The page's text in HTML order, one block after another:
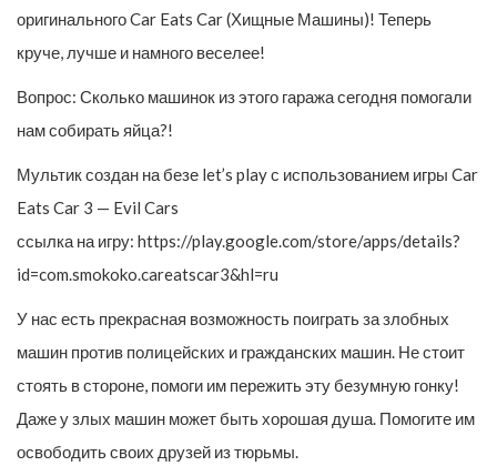
оригинального Car Eats Car (Хищные Машины)! Теперь
круче, лучше и намного веселее!
Вопрос: Сколько машинок из этого гаража сегодня помогали
нам собирать яйца?!
Мультик создан на безе let’s play с использованием игры Car
Eats Car 3 — Evil Cars
ссылка на игру: https://play.google.com/store/apps/details?
id=com.smokoko.careatscar3&hl=ru
У нас есть прекрасная возможность поиграть за злобных
машин против полицейских и гражданских машин. Не стоит
стоять в стороне, помоги им пережить эту безумную гонку!
Даже у злых машин может быть хорошая душа. Помогите им
освободить своих друзей из тюрьмы.